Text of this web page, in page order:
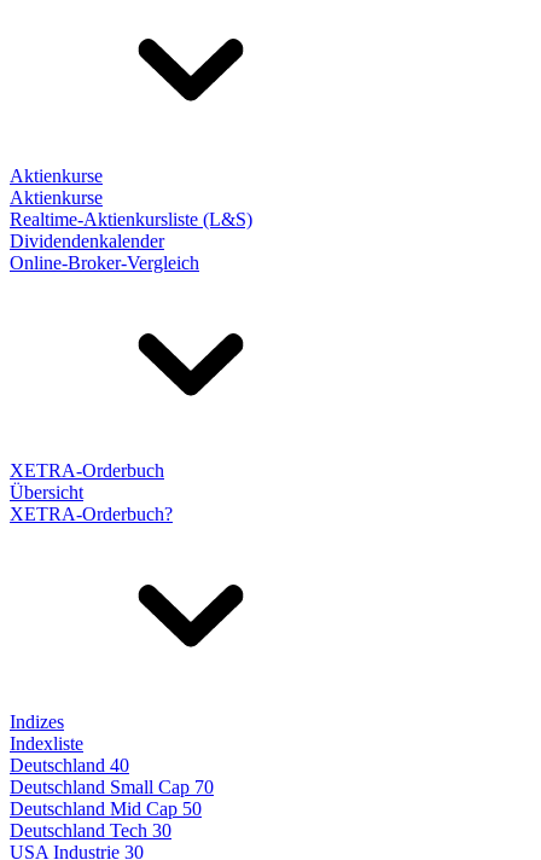
Aktienkurse
Aktienkurse
Realtime-Aktienkursliste (L&S)
Dividendenkalender
Online-Broker-Vergleich
XETRA-Orderbuch
Übersicht
XETRA-Orderbuch?
Indizes
Indexliste
Deutschland 40
Deutschland Small Cap 70
Deutschland Mid Cap 50
Deutschland Tech 30
USA Industrie 30